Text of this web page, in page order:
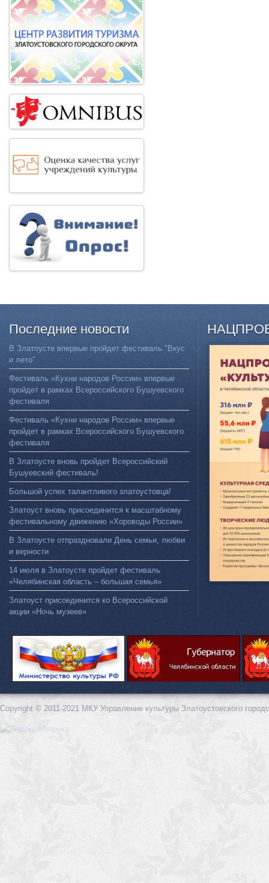
Последние новости
В Златоусте впервые пройдет фестиваль "Вкус
и лето"
Фестиваль «Кухни народов России» впервые
пройдет в рамках Всероссийского Бушуевского
фестиваля
Фестиваль «Кухни народов России» впервые
пройдет в рамках Всероссийского Бушуевского
фестиваля
В Златоусте вновь пройдет Всероссийский
Бушуевский фестиваль!
Большой успех талантливого златоустовца!
Златоуст вновь присоединится к масштабному
фестивальному движению «Хороводы России»
В Златоусте отпраздновали День семьи, любви
и верности
14 июля в Златоусте пройдет фестиваль
«Челябинская область – большая семья»
Златоуст присоединится ко Всероссийской
акции «Ночь музеев»
Copyright © 2011-2021 МКУ Управление культуры Златоустовского